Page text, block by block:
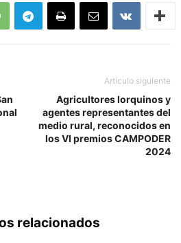
Artículo siguiente
Agricultores lorquinos y
agentes representantes del
medio rural, reconocidos en
los VI premios CAMPODER
2024
relacionados